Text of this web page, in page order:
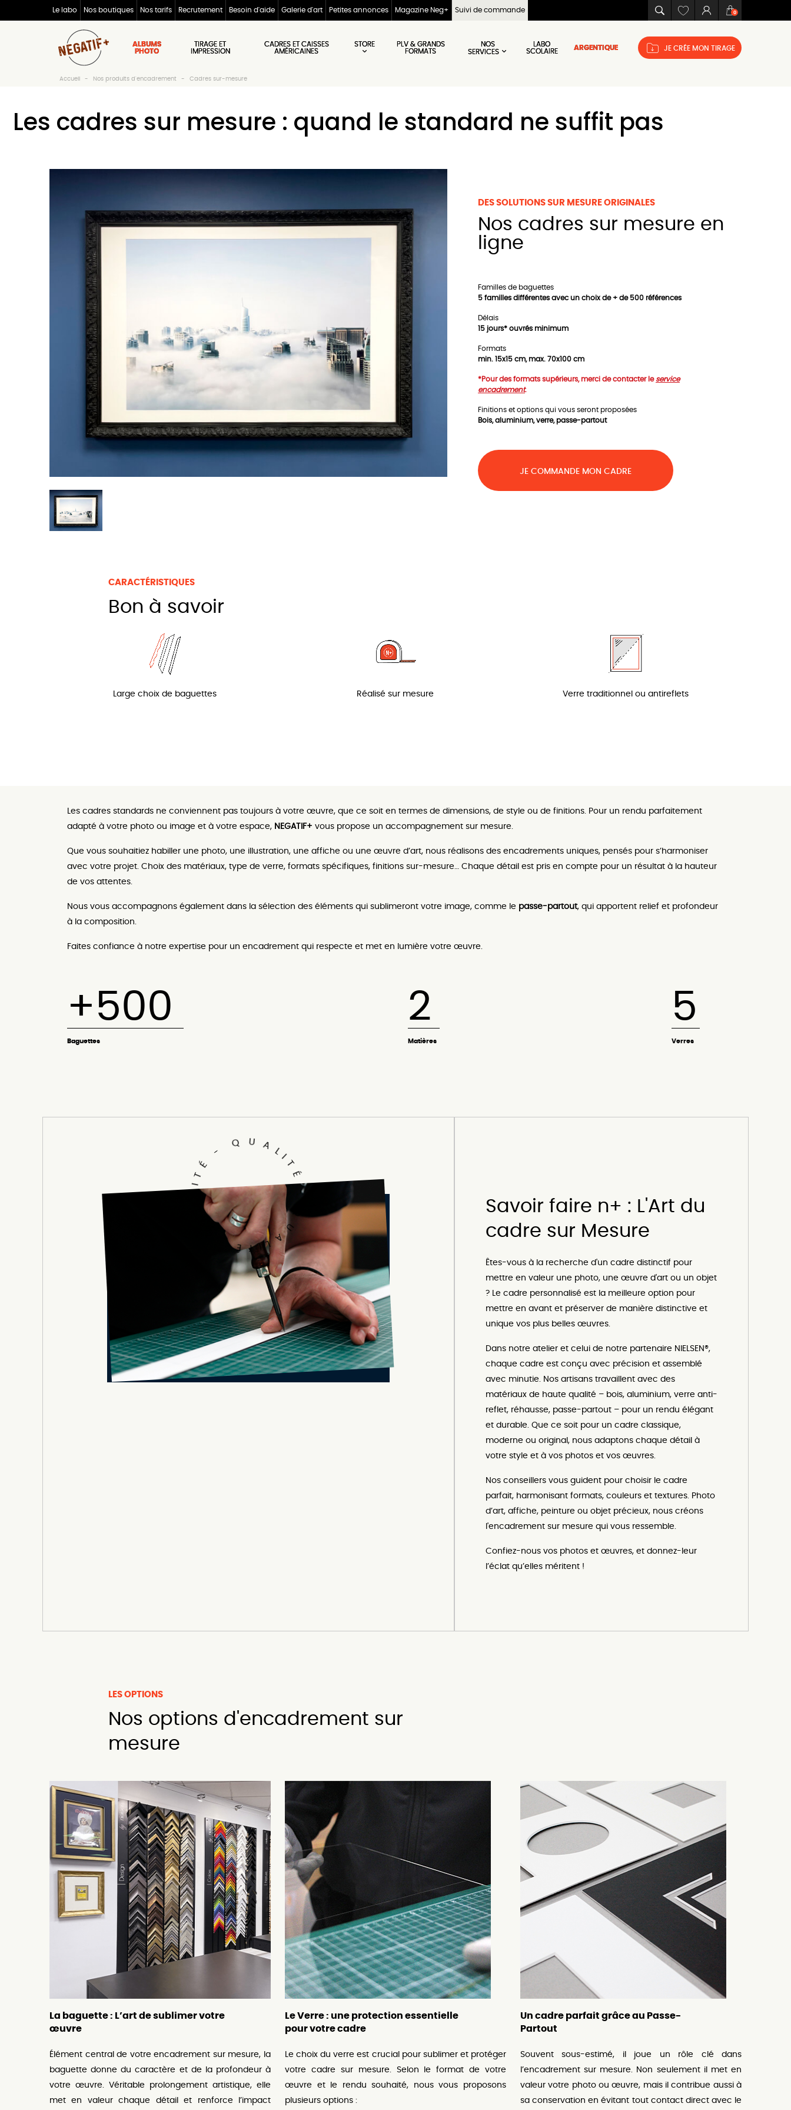
Le labo Nos boutiques Nos tarifs Recrutement Besoin d'aide Galerie d'art Petites annonces Magazine Neg+ Suivi de commande
Mes
favoris
Connexion
Panier
0
ALBUMS
PHOTO
TIRAGE ET
IMPRESSION
CADRES ET CAISSES
AMÉRICAINES
STORE
PLV & GRANDS
FORMATS
NOS
SERVICES
LABO
SCOLAIRE
ARGENTIQUE JE CRÉE MON TIRAGE
Accueil Nos produits d'encadrement Cadres sur-mesure
Les cadres sur mesure : quand le standard ne suffit pas
DES SOLUTIONS SUR MESURE ORIGINALES
Nos cadres sur mesure en
ligne
Familles de baguettes
5 familles différentes avec un choix de + de 500 références
Délais
15 jours* ouvrés minimum
Formats
min. 15x15 cm, max. 70x100 cm
*Pour des formats supérieurs, merci de contacter le service
encadrement.
Finitions et options qui vous seront proposées
Bois, aluminium, verre, passe-partout
JE COMMANDE MON CADRE
CARACTÉRISTIQUES
bon à savoir
Large choix de baguettes Réalisé sur mesure Verre traditionnel ou antireflets
Les cadres standards ne conviennent pas toujours à votre œuvre, que ce soit en termes de dimensions, de style ou de finitions. Pour un rendu parfaitement
adapté à votre photo ou image et à votre espace, NEGATIF+ vous propose un accompagnement sur mesure.
Que vous souhaitiez habiller une photo, une illustration, une affiche ou une œuvre d’art, nous réalisons des encadrements uniques, pensés pour s’harmoniser
avec votre projet. Choix des matériaux, type de verre, formats spécifiques, finitions sur-mesure… Chaque détail est pris en compte pour un résultat à la hauteur
de vos attentes.
Nous vous accompagnons également dans la sélection des éléments qui sublimeront votre image, comme le passe-partout, qui apportent relief et profondeur
à la composition.
Faites confiance à notre expertise pour un encadrement qui respecte et met en lumière votre œuvre.
+500
Baguettes
2
Matières
5
Verres
L
I
T
-
Q U A
L
I
T
Q
U
A
L
I
T
É
Savoir faire n+ : L'Art du
cadre sur Mesure
Êtes-vous à la recherche d'un cadre distinctif pour
mettre en valeur une photo, une œuvre d'art ou un objet
? Le cadre personnalisé est la meilleure option pour
mettre en avant et préserver de manière distinctive et
unique vos plus belles œuvres.
Dans notre atelier et celui de notre partenaire NIELSEN®,
chaque cadre est conçu avec précision et assemblé
avec minutie. Nos artisans travaillent avec des
matériaux de haute qualité – bois, aluminium, verre anti-
reflet, réhausse, passe-partout – pour un rendu élégant
et durable. Que ce soit pour un cadre classique,
moderne ou original, nous adaptons chaque détail à
votre style et à vos photos et vos œuvres.
Nos conseillers vous guident pour choisir le cadre
parfait, harmonisant formats, couleurs et textures. Photo
d’art, affiche, peinture ou objet précieux, nous créons
l'encadrement sur mesure qui vous ressemble.
Confiez-nous vos photos et œuvres, et donnez-leur
l’éclat qu’elles méritent !
LES OPTIONS
Nos options d'encadrement sur
mesure
La baguette : L’art de sublimer votre
œuvre
Élément central de votre encadrement sur mesure, la
baguette donne du caractère et de la profondeur à
votre œuvre. Véritable prolongement artistique, elle
met en valeur chaque détail et renforce l’impact
Le Verre : une protection essentielle
pour votre cadre
Le choix du verre est crucial pour sublimer et protéger
votre cadre sur mesure. Selon le format de votre
œuvre et le rendu souhaité, nous vous proposons
plusieurs options :
Un cadre parfait grâce au Passe-
Partout
Souvent sous-estimé, il joue un rôle clé dans
l’encadrement sur mesure. Non seulement il met en
valeur votre photo ou œuvre, mais il contribue aussi à
sa conservation en évitant tout contact direct avec le